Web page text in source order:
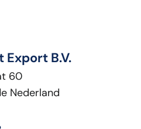
B.V.
60
Nederland